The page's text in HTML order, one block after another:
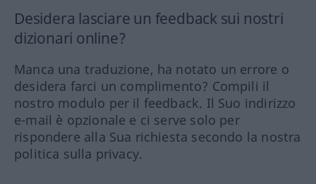
Desidera lasciare un feedback sui nostri
dizionari online?
Manca una traduzione, ha notato un errore o
desidera farci un complimento? Compili il
nostro modulo per il feedback. Il Suo indirizzo
e-mail è opzionale e ci serve solo per
rispondere alla Sua richiesta secondo la nostra
politica sulla privacy.